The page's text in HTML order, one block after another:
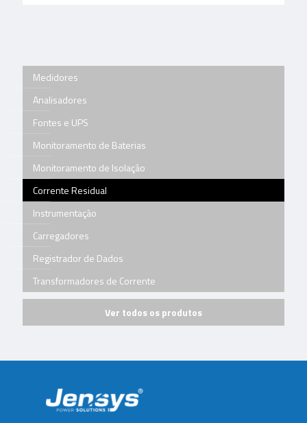
Medidores
Analisadores
Fontes e UPS
Monitoramento de Baterias
Monitoramento de Isolação
Corrente Residual
Instrumentação
Carregadores
Registrador de Dados
Transformadores de Corrente
Ver todos os produtos